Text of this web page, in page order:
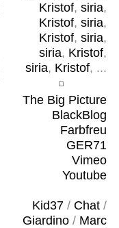
Kristof, siria,
Kristof, siria,
Kristof, siria,
siria, Kristof,
siria, Kristof, ...
The Big Picture
BlackBlog
Farbfreu
GER71
Vimeo
Youtube
Kid37/ Chat/
Giardino/ Marc